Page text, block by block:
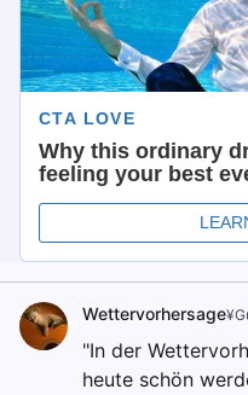
Wettervorhersage
"In der
heute schön